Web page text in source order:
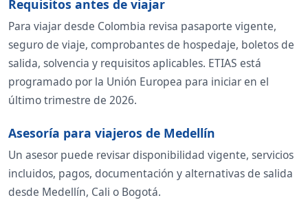
Requisitos antes de viajar
Para viajar desde Colombia revisa pasaporte vigente,
seguro de viaje, comprobantes de hospedaje, boletos de
salida, solvencia y requisitos aplicables. ETIAS está
programado por la Unión Europea para iniciar en el
último trimestre de 2026.
Asesoría para viajeros de Medellín
Un asesor puede revisar disponibilidad vigente, servicios
incluidos, pagos, documentación y alternativas de salida
desde Medellín, Cali o Bogotá.